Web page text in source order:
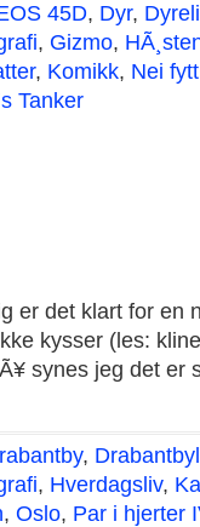
45D, Dyr,
, Gizmo,
, Komikk, Nei
Tanker
er det klart for en
kysser (les:
synes jeg det er
,
, Hverdagsliv,
, Oslo, Par i hjerter